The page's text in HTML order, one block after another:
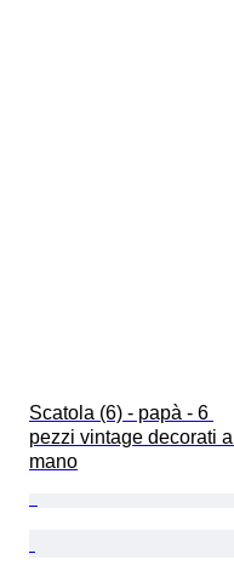
Scatola (6) - papà - 6
pezzi vintage decorati a
mano